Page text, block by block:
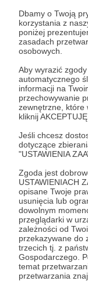
Dbamy o Twoją
korzystania z
poniżej
zasadach
osobowych.
Aby wyrazić
automatycznego
informacji na
przechowywanie
zewnętrzne, które
kliknij
Jeśli chcesz
dotyczące
"USTAWIENIA
Zgoda jest
USTAWIENIACH
opisane Twoje
usunięcia lub
dowolnym
przeglądarki w
zależności od
przekazywane do
trzecich tj. z
Gospodarczego.
temat
przetwarzania
27.06.2025 ● Brak
Aktualności
Kiedy można
swoich obywateli
wygląda dezinformacja
wysłuchania
medycznych ze
Sprawdziliśmy
wyborczych
wybory